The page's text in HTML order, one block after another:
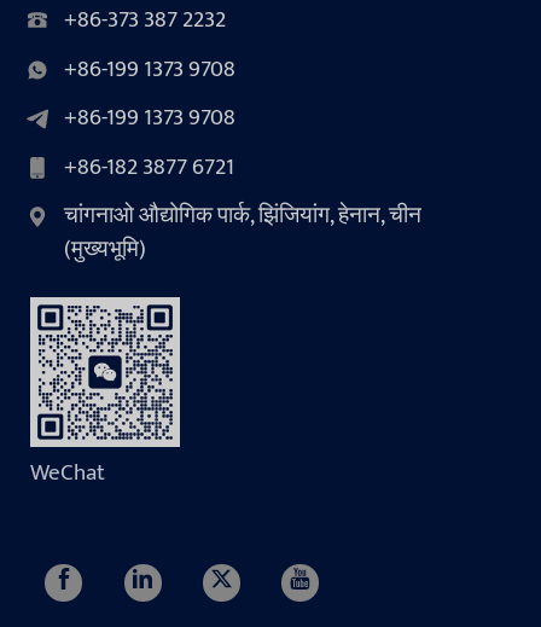
+86-373 387 2232
+86-199 1373 9708
+86-199 1373 9708
+86-182 3877 6721
चांगनाओ औद्योगिक पार्क, झिंजियांग, हेनान, चीन
(मुख्यभूमि)
WeChat